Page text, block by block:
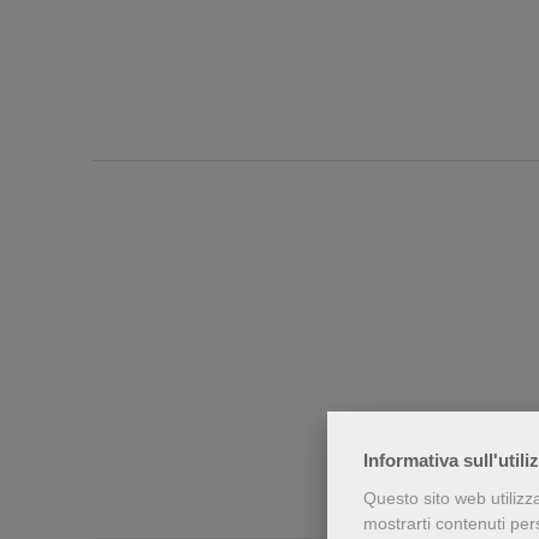
Informativa
Questo sito web
mostrarti contenuti
Chi